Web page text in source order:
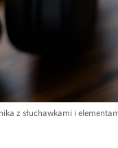
z słuchawkami i